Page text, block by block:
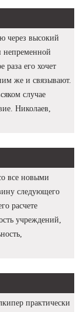
через высокий
непременной
его хочет
же и связывают.
случае
Николаев,
все новыми
следующего
расчете
учреждений,
практически